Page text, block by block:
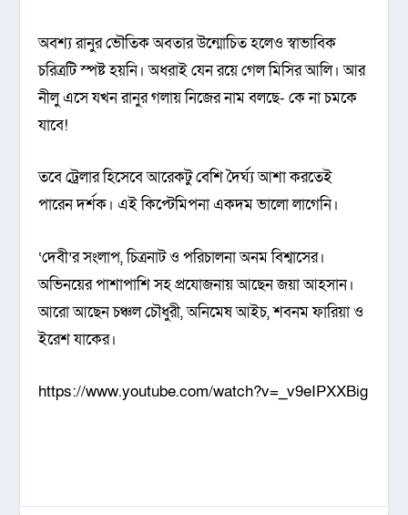
অবশ্য রানুর ভৌতিক অবতার উন্মোচিত হলেও স্বাভাবিক
চরিত্রটি স্পষ্ট হয়নি। অধরাই যেন রয়ে গেল মিসির আলি। আর
নীলু এসে যখন রানুর গলায় নিজের নাম বলছে- কে না চমকে
যাবে!
তবে ট্রেলার হিসেবে আরেকটু বেশি দৈর্ঘ্য আশা করতেই
পারেন দর্শক। এই কিপ্টেমিপনা একদম ভালো লাগেনি।
‘দেবী’র সংলাপ, চিত্রনাট ও পরিচালনা অনম বিশ্বাসের।
অভিনয়ের পাশাপাশি সহ প্রযোজনায় আছেন জয়া আহসান।
আরো আছেন চঞ্চল চৌধুরী, অনিমেষ আইচ, শবনম ফারিয়া ও
ইরেশ যাকের।
https://www.youtube.com/watch?v=_v9eIPXXBig